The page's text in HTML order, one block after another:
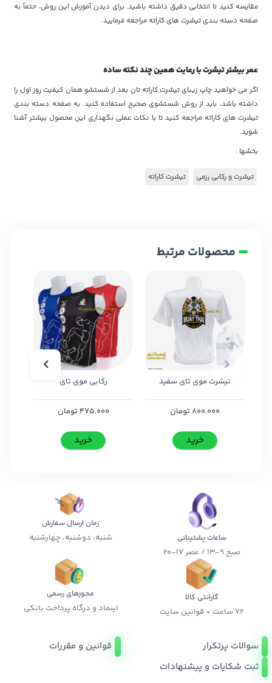
مقایسه کنید تا انتخابی دقیق داشته باشید. برای دیدن آموزش این روش، حتماً به
صفحه دسته بندی تیشرت های کاراته مراجعه فرمایید.
عمر بیشتر تیشرت با رعایت همین چند نکته ساده
اگر می خواهید چاپ زیبای تیشرت کاراته تان بعد از شستشو همان کیفیت روز اول را
داشته باشد، باید از روش شستشوی صحیح استفاده کنید. به صفحه دسته بندی
تیشرت های کاراته مراجعه کنید تا با نکات عملی نگهداری این محصول بیشتر آشنا
شوید.
بخشها :
تیشرت و رکابی رزمی تیشرت کاراته
محصولات مرتبط
تیشرت موی تای سفید
800,000 تومان
خرید
رکابی موی تای
475,000 تومان
خرید
ساعات پشتیبانی
صبح 9-13 / عصر 17-20
زمان ارسال سفارش
شنبه، دوشنبه، چهارشنبه
گارانتی کالا
72 ساعت + قوانین سایت
مجوزهای رسمی
اینماد و درگاه پرداخت بانکی
سوالات پرتکرار
قوانین و مقررات
ثبت شکایات و پیشنهادات